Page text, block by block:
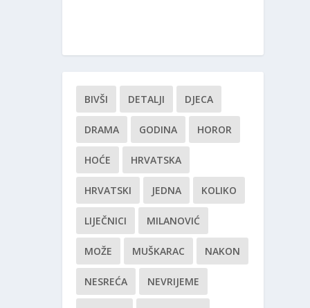
BIVŠI DETALJI DJECA
DRAMA GODINA HOROR
HOĆE HRVATSKA
HRVATSKI JEDNA KOLIKO
LIJEČNICI MILANOVIĆ
MOŽE MUŠKARAC NAKON
NESREĆA NEVRIJEME